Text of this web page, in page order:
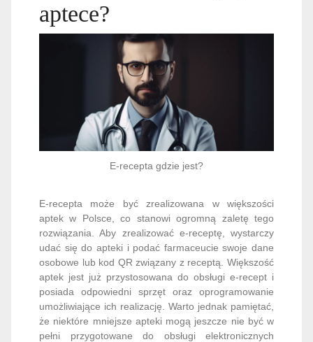
aptece?
E-recepta gdzie jest?
E-recepta może być zrealizowana w większości
aptek w Polsce, co stanowi ogromną zaletę tego
rozwiązania. Aby zrealizować e-receptę, wystarczy
udać się do apteki i podać farmaceucie swoje dane
osobowe lub kod QR związany z receptą. Większość
aptek jest już przystosowana do obsługi e-recept i
posiada odpowiedni sprzęt oraz oprogramowanie
umożliwiające ich realizację. Warto jednak pamiętać,
że niektóre mniejsze apteki mogą jeszcze nie być w
pełni przygotowane do obsługi elektronicznych